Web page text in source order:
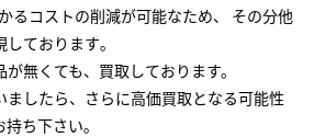
るコストの削減が可能なため、 その分他
しております｡
無くても、買取しております。
ましたら、さらに高価買取となる可能性
ち下さい｡